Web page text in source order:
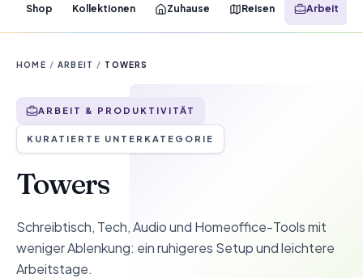
Shop Kollektionen Zuhause Reisen Arbeit
HOME / ARBEIT / TOWERS
ARBEIT & PRODUKTIVITÄT
KURATIERTE UNTERKATEGORIE
Towers
Schreibtisch, Tech, Audio und Homeoffice-Tools mit
weniger Ablenkung: ein ruhigeres Setup und leichtere
Arbeitstage.